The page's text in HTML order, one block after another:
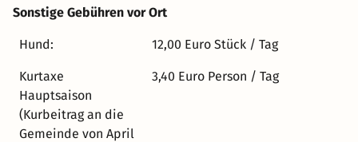
Flatscreen-Fernseher, Telefon & W-Lan+++ Ein
reichhaltiges Frühstücksbuffet im Nachbarhotel kann
dazu gebucht werden. Wir freuen uns auf Ihren Besuch!
Sonstige Gebühren vor Ort
Hund: 12,00 Euro Stück / Tag
Kurtaxe
Hauptsaison
(Kurbeitrag an die
Gemeinde von April
3,40 Euro Person / Tag